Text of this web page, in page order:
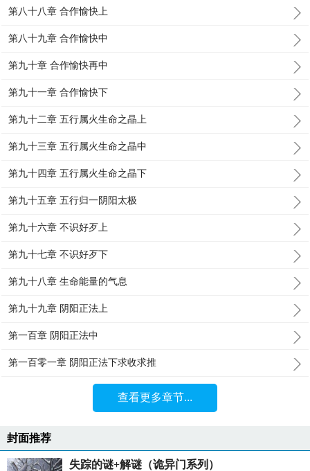
第八十八章 合作愉快上
第八十九章 合作愉快中
第九十章 合作愉快再中
第九十一章 合作愉快下
第九十二章 五行属火生命之晶上
第九十三章 五行属火生命之晶中
第九十四章 五行属火生命之晶下
第九十五章 五行归一阴阳太极
第九十六章 不识好歹上
第九十七章 不识好歹下
第九十八章 生命能量的气息
第九十九章 阴阳正法上
第一百章 阴阳正法中
第一百零一章 阴阳正法下求收求推
查看更多章节...
封面推荐
失踪的谜+解谜（诡异门系列）